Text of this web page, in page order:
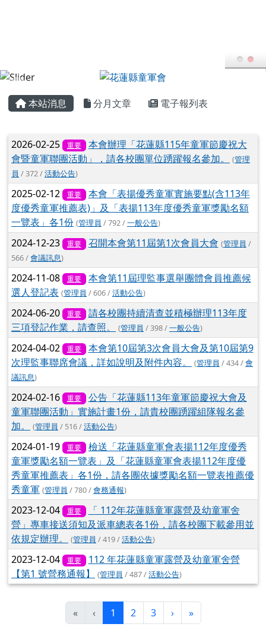
主內容區域
本站消息 分月文章 電子報列表
文章列表
2026-02-25 重要
本會辦理「花蓮縣115年童軍節慶祝大
會暨童軍聯團活動」，請各校團單位踴躍報名參加。
(管理
員 / 372 /活動公告)
2025-02-12 重要
本會「表揚優秀童軍實施要點(含113年
度優秀童軍推薦表)」及「表揚113年度優秀童軍獎勵名額
一覽表」各1份 (管理員 / 792 /一般公告)
2024-12-23 重要 召開本會第11屆第1次會員大會 (管理員 /
566 /會議訊息)
2024-11-08 重要
本會第11屆理監事選舉團體會員推薦候
選人登記表 (管理員 / 606 /活動公告)
2024-06-20 重要
請各校團持續清查並積極辦理113年度
三項登記作業，請查照。
(管理員 / 398 /一般公告)
2024-04-02 重要
本會第10屆第3次會員大會及第10屆第9
次理監事聯席會議，詳如說明及附件內容。
(管理員 / 434 /會
議訊息)
2024-02-16 重要
公告「花蓮縣113年童軍節慶祝大會及
童軍聯團活動」實施計畫1份，請貴校團踴躍組隊報名參
加。
(管理員 / 516 /活動公告)
2024-01-19 重要
檢送「花蓮縣童軍會表揚112年度優秀
童軍獎勵名額一覽表」及「花蓮縣童軍會表揚112年度優
秀童軍推薦表」各1份，請各團依據獎勵名額一覽表推薦優
秀童軍 (管理員 / 780 /會務通報)
2023-12-04 重要
「 112年花蓮縣童軍露營及幼童軍舍
營」專車接送須知及派車總表各1份，請各校團下載參用並
依規定辦理。
(管理員 / 419 /活動公告)
2023-12-04 重要
112 年花蓮縣童軍露營及幼童軍舍營
【第1 號營務通報】
(管理員 / 487 /活動公告)
« ‹ 1 (目前頁次)
2 3 ›下一頁
»最後頁
頁尾區域